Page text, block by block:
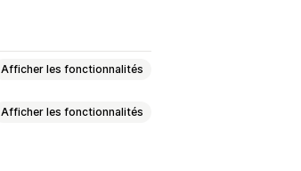
Afficher les fonctionnalités
Afficher les fonctionnalités